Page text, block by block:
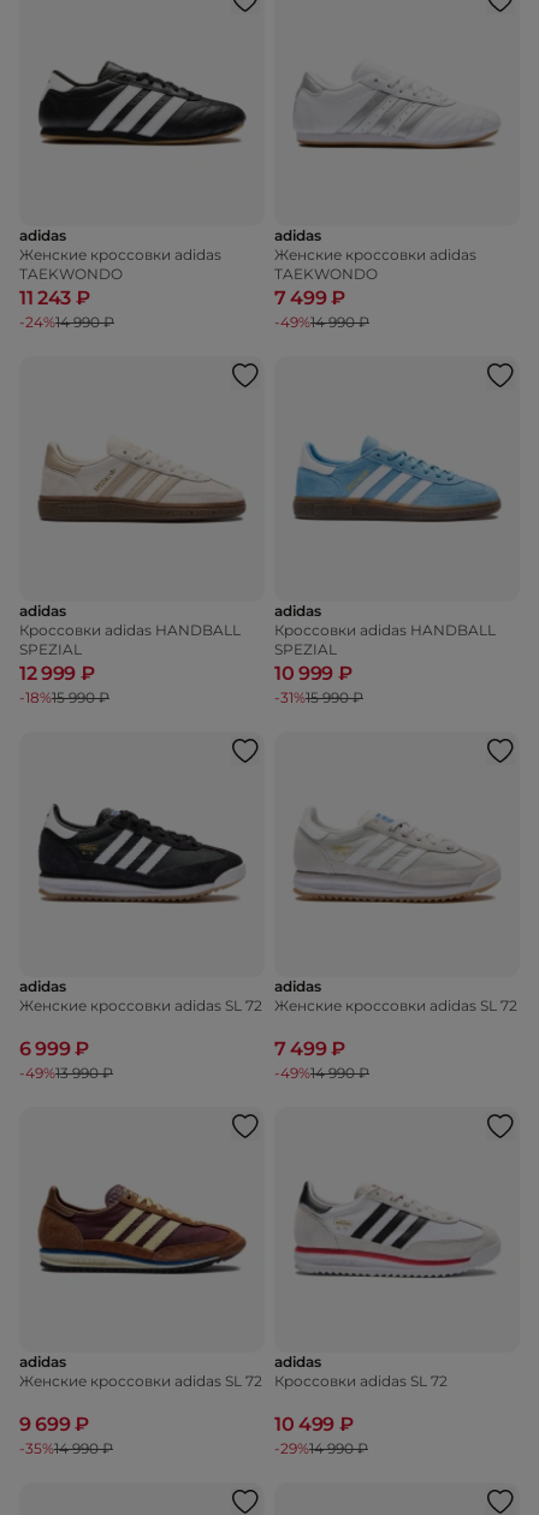
adidas
Женские кроссовки adidas
TAEKWONDO
11 243 ₽
-24%14 990 ₽
adidas
Женские кроссовки adidas
TAEKWONDO
7 499 ₽
-49%14 990 ₽
adidas
Кроссовки adidas HANDBALL
SPEZIAL
12 999 ₽
-18%15 990 ₽
adidas
Кроссовки adidas HANDBALL
SPEZIAL
10 999 ₽
-31%15 990 ₽
adidas
Женские кроссовки adidas SL 72
6 999 ₽
-49%13 990 ₽
adidas
Женские кроссовки adidas SL 72
7 499 ₽
-49%14 990 ₽
adidas
Женские кроссовки adidas SL 72
9 699 ₽
-35%14 990 ₽
adidas
Кроссовки adidas SL 72
10 499 ₽
-29%14 990 ₽